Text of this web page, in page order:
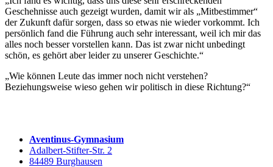
Geschehnisse auch gezeigt wurden, damit wir als „Mitbestimmer“
der Zukunft dafür sorgen, dass so etwas nie wieder vorkommt. Ich
persönlich fand die Führung auch sehr interessant, weil ich mir das
alles noch besser vorstellen kann. Das ist zwar nicht unbedingt
schön, es gehört aber leider zu unserer Geschichte.“
„Wie können Leute das immer noch nicht verstehen?
Beziehungsweise wieso gehen wir politisch in diese Richtung?“
Aventinus-Gymnasium
Adalbert-Stifter-Str. 2
84489 Burghausen